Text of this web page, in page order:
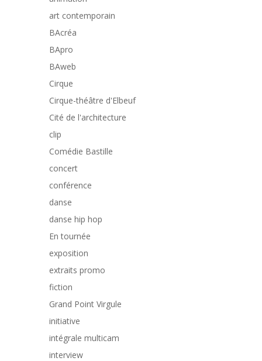
art contemporain
BAcréa
BApro
BAweb
Cirque
Cirque-théâtre d'Elbeuf
Cité de l'architecture
clip
Comédie Bastille
concert
conférence
danse
danse hip hop
En tournée
exposition
extraits promo
fiction
Grand Point Virgule
initiative
intégrale multicam
interview